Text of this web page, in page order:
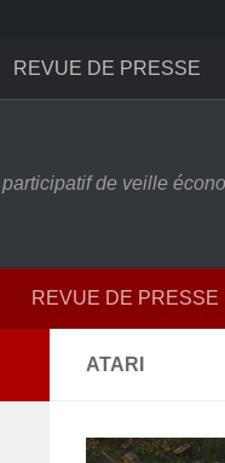
REVUE DE PRESSE
de veille
REVUE DE PRESSE
ATARI